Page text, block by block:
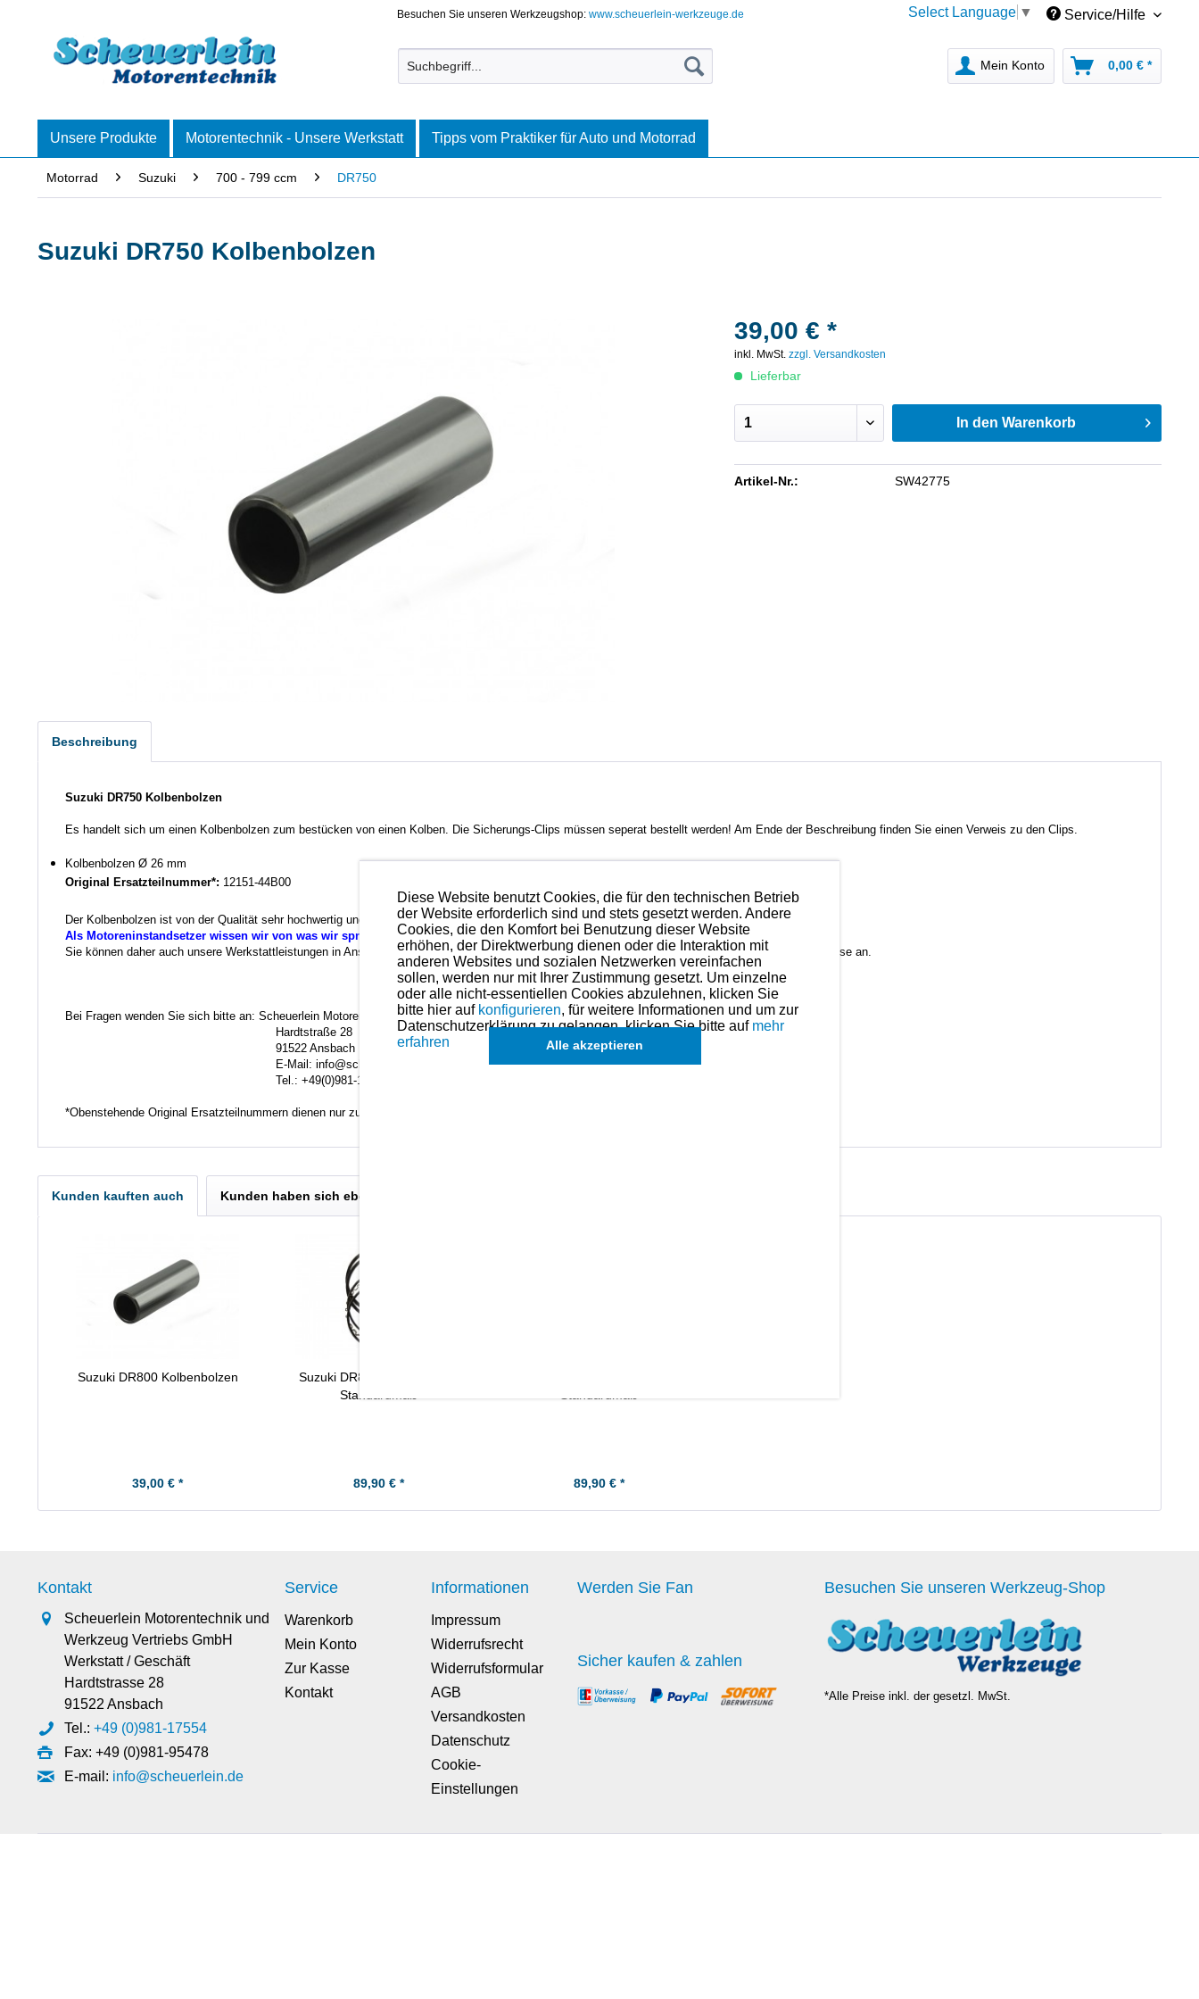
Besuchen Sie unseren Werkzeugshop:www.scheuerlein-werkzeuge.de Select Language ▼ Service/Hilfe
Mein Konto 0,00 € *
Unsere Produkte Motorentechnik - Unsere Werkstatt Tipps vom Praktiker für Auto und Motorrad
Motorrad Suzuki 700 - 799 ccm DR750
Suzuki DR750 Kolbenbolzen
39,00 € *
inkl. MwSt.zzgl. Versandkosten
Lieferbar
In den Warenkorb
Artikel-Nr.: SW42775
Beschreibung
Suzuki DR750 Kolbenbolzen
Es handelt sich um einen Kolbenbolzen zum bestücken von einen Kolben. Die Sicherungs-Clips müssen seperat bestellt werden! Am Ende der Beschreibung finden Sie einen Verweis zu den Clips.
Kolbenbolzen Ø 26 mm
Original Ersatzteilnummer*: 12151-44B00
Der Kolbenbolzen ist von der Qualität sehr hochwertig und kann bedenkenlos verbaut werden.
Als Motoreninstandsetzer wissen wir von was wir sprechen.
Sie können daher auch unsere Werkstattleistungen in Anspruch nehmen. Preise hierzu finden Sie in der Kategorien-Übersicht links oder fragen Sie diese an.
Kolbenringe, Kolben und andere Teile für dieses Modell sind (falls vorhanden)
in der übergeordneten Kategorie zu finden.
Bei Fragen wenden Sie sich bitte an: Scheuerlein Motorentechnik
Hardtstraße 28
91522 Ansbach
E-Mail: info@scheuerlein.de
Tel.: +49(0)981-17554
*Obenstehende Original Ersatzteilnummern dienen nur zu Vergleichszwecken.
Kunden kauften auch Kunden haben sich ebenfalls angesehen
Suzuki DR800 Kolbenbolzen
39,00 € *
Suzuki DR800 Kolbenringe -
Standardmaß
89,90 € * 89,90 € *
Kontakt
Scheuerlein Motorentechnik und
Werkzeug Vertriebs GmbH
Werkstatt / Geschäft
Hardtstrasse 28
91522 Ansbach
Tel.: +49 (0)981-17554
Fax: +49 (0)981-95478
E-mail: info@scheuerlein.de
Service
Warenkorb
Mein Konto
Zur Kasse
Kontakt
Informationen
Impressum
Widerrufsrecht
Widerrufsformular
AGB
Versandkosten
Datenschutz
Cookie-
Einstellungen
Werden Sie Fan
Sicher kaufen & zahlen
Besuchen Sie unseren Werkzeug-Shop
*Alle Preise inkl. der gesetzl. MwSt.
Diese Website benutzt Cookies, die für den technischen Betrieb
der Website erforderlich sind und stets gesetzt werden. Andere
Cookies, die den Komfort bei Benutzung dieser Website
erhöhen, der Direktwerbung dienen oder die Interaktion mit
anderen Websites und sozialen Netzwerken vereinfachen
sollen, werden nur mit Ihrer Zustimmung gesetzt. Um einzelne
oder alle nicht-essentiellen Cookies abzulehnen, klicken Sie
bitte hier auf konfigurieren, für weitere Informationen und um zur
Datenschutzerklärung zu gelangen, klicken Sie bitte auf mehr
erfahren
Alle akzeptieren